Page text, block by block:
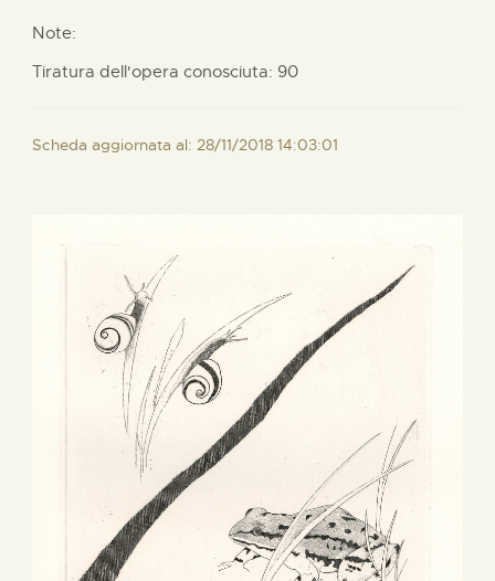
Note:
Tiratura dell'opera conosciuta: 90
Scheda aggiornata al: 28/11/2018 14:03:01